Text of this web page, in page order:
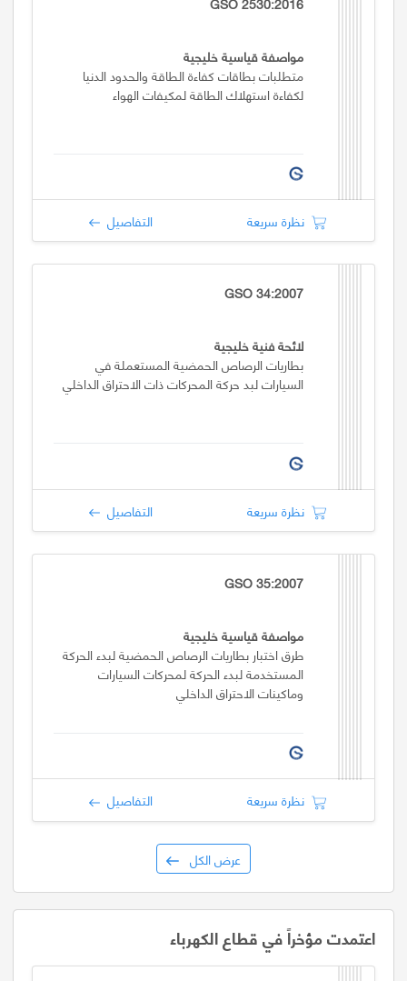
مواصفة قياسية خليجية
متطلبات بطاقات كفاءة الطاقة والحدود الدنيا
لكفاءة استهلاك الطاقة لمكيفات الهواء
نظرة سريعة التفاصيل
GSO 34:2007
لائحة فنية خليجية
بطاريات الرصاص الحمضية المستعملة في
السيارات لبد حركة المحركات ذات الاحتراق الداخلي
نظرة سريعة التفاصيل
GSO 35:2007
مواصفة قياسية خليجية
طرق اختبار بطاريات الرصاص الحمضية لبدء الحركة
المستخدمة لبدء الحركة لمحركات السيارات
وماكينات الاحتراق الداخلي
نظرة سريعة التفاصيل
عرض الكل
اعتمدت مؤخراً في قطاع الكهرباء